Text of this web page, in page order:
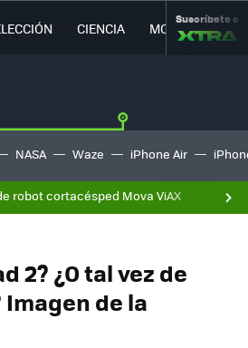
CIENCIA MOVILIDAD
Suscríbete a
NASA Waze iPhone Air
robot cortacésped Mova ViAX
2? ¿O tal vez de
de la